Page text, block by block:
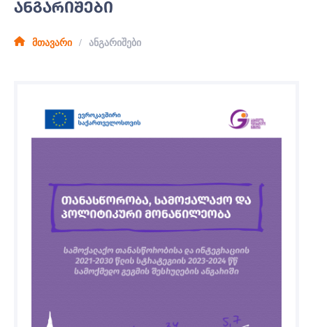
ᲐᲜᲒᲐᲠᲘᲨᲔᲑᲘ
მთავარი ანგარიშები